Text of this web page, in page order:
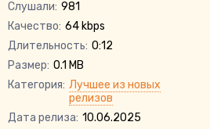
Слушали: 981
Качество: 64 kbps
Длительность: 0:12
Размер: 0.1 MB
Категория: Лучшее из новых
релизов
Дата релиза: 10.06.2025